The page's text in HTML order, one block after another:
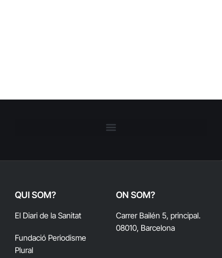
QUI SOM?
El Diari de la Sanitat
Fundació Periodisme
Plural
ON SOM?
Carrer Bailén 5, principal.
08010, Barcelona